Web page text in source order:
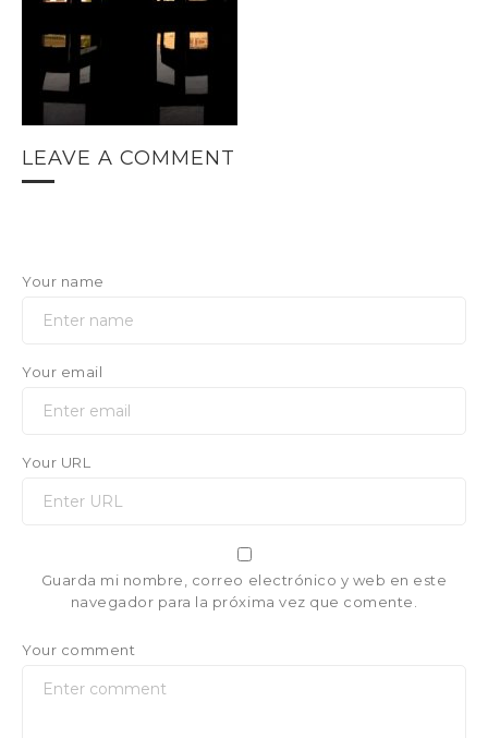
LEAVE A COMMENT
Your name
Your email
Your URL
Guarda mi nombre, correo electrónico y web en este
navegador para la próxima vez que comente.
Your comment